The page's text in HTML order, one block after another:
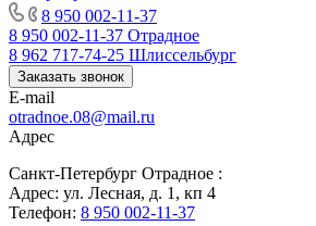
8 950 002-11-37
8 950 002-11-37 Отрадное
8 962 717-74-25 Шлиссельбург
Заказать звонок
E-mail
otradnoe.08@mail.ru
Адрес
Санкт-Петербург Отрадное :
Адрес: ул. Лесная, д. 1, кп 4
Телефон: 8 950 002-11-37